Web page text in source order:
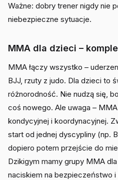
Ważne: dobry trener nigdy nie
niebezpieczne sytuacje.
MMA dla dzieci –
MMA łączy wszystko –
BJJ, rzuty z judo. Dla dzieci to
różnorodność. Nie nudzą się,
coś nowego. Ale uwaga –
kondycyjnej i koordynacyjnej.
start od jednej dyscypliny (np.
dopiero potem przejście do
Dzikigym mamy grupy MMA
naciskiem na bezpieczeństwo i